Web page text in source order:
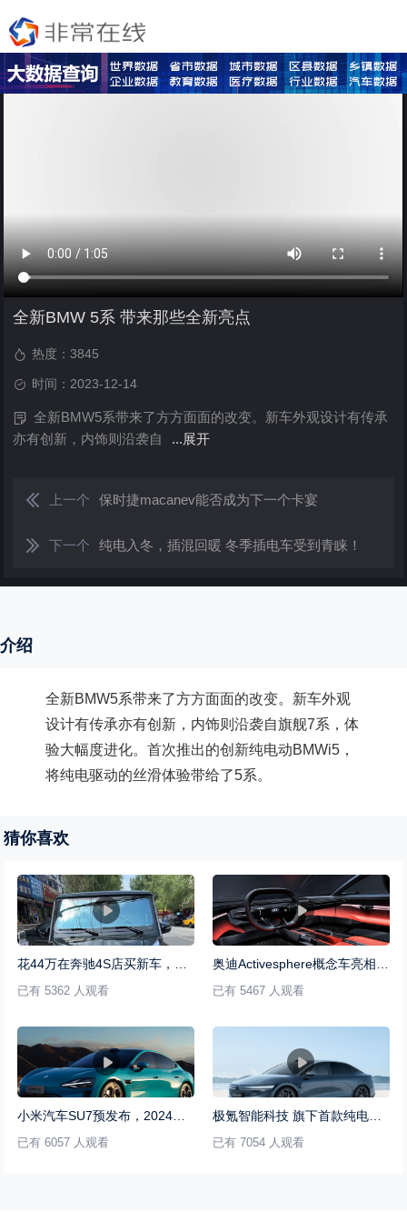
全新BMW 5系 带来那些全新亮点
热度：3845
时间：2023-12-14
全新BMW5系带来了方方面面的改变。新车外观设计有传承
亦有创新，内饰则沿袭自
...展开
上一个 保时捷macanev能否成为下一个卡宴
下一个 纯电入冬，插混回暖 冬季插电车受到青睐！
介绍
全新BMW5系带来了方方面面的改变。新车外观
设计有传承亦有创新，内饰则沿袭自旗舰7系，体
验大幅度进化。首次推出的创新纯电动BMWi5，
将纯电驱动的丝滑体验带给了5系。
猜你喜欢
已有 5362 人观看 已有 5467 人观看
已有 6057 人观看 已有 7054 人观看